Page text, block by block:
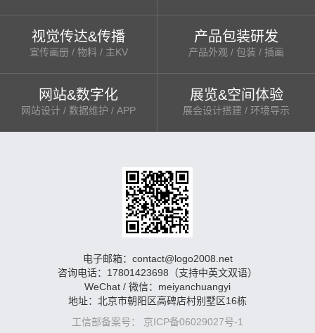
视觉传达&传播
宣传画册 / 物料 / 主KV
产品包装研发
产品外观 / 包装 / 插画
网站&数字化
网站设计 / 数据维护 / APP
展览&空间体验
展会设计搭建 / 环境导示
电子邮箱：contact@logo2008.net
咨询电话：17801423698（支持中英文双语）
WeChat / 微信：meiyanchuangyi
地址：北京市朝阳区高碑店村别墅区16栋
工信部备案号： 京ICP备06029027号-1